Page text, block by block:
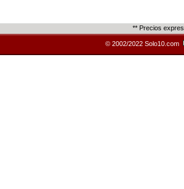
** Precios
© 2002/2022 Solo10.com